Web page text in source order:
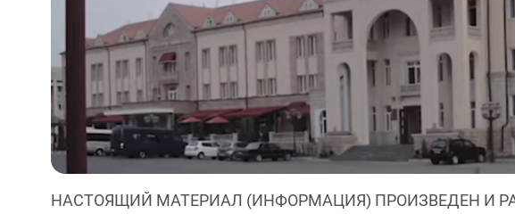
НАСТОЯЩИЙ МАТЕРИАЛ (ИНФОРМАЦИЯ) ПРОИЗВЕДЕН И